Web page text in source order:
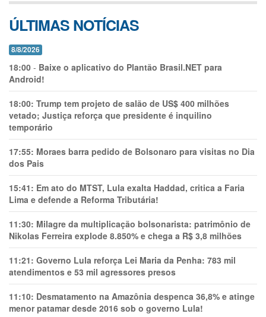
ÚLTIMAS NOTÍCIAS
8/8/2026
18:00 - Baixe o aplicativo do Plantão Brasil.NET para
Android!
18:00: Trump tem projeto de salão de US$ 400 milhões
vetado; Justiça reforça que presidente é inquilino
temporário
17:55: Moraes barra pedido de Bolsonaro para visitas no Dia
dos Pais
15:41: Em ato do MTST, Lula exalta Haddad, critica a Faria
Lima e defende a Reforma Tributária!
11:30: Milagre da multiplicação bolsonarista: patrimônio de
Nikolas Ferreira explode 8.850% e chega a R$ 3,8 milhões
11:21: Governo Lula reforça Lei Maria da Penha: 783 mil
atendimentos e 53 mil agressores presos
11:10: Desmatamento na Amazônia despenca 36,8% e atinge
menor patamar desde 2016 sob o governo Lula!